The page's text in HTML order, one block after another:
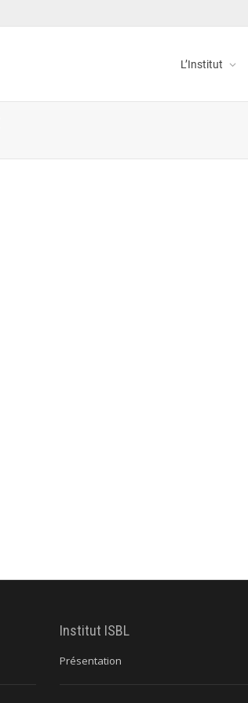
L’Institut
Institut ISBL
Présentation